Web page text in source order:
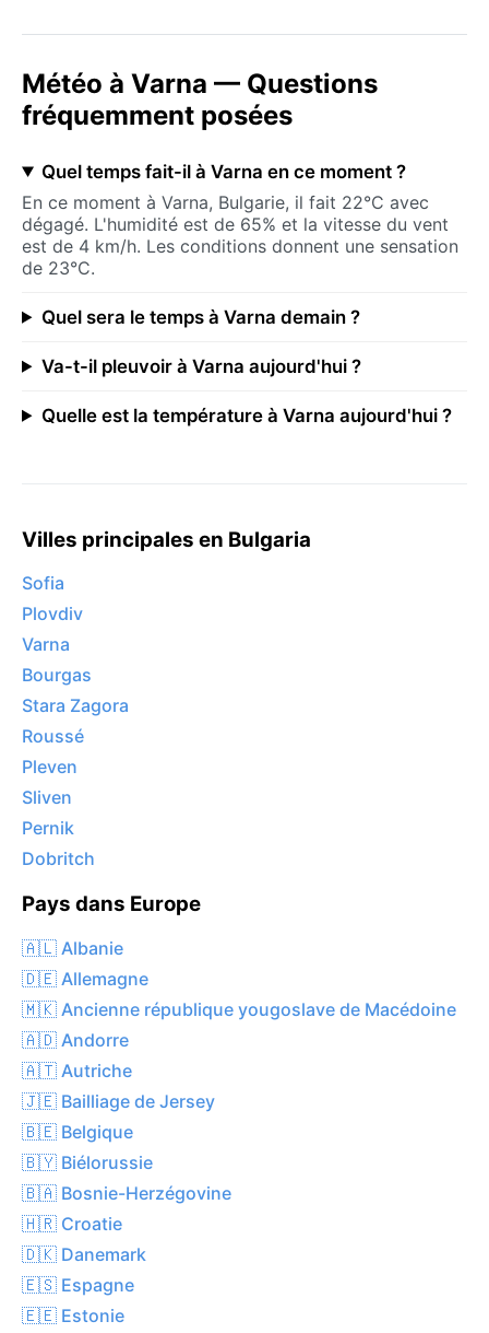
Météo à Varna — Questions
fréquemment posées
Quel temps fait-il à Varna en ce moment ?
En ce moment à Varna, Bulgarie, il fait 22°C avec
dégagé. L'humidité est de 65% et la vitesse du vent
est de 4 km/h. Les conditions donnent une sensation
de 23°C.
Quel sera le temps à Varna demain ?
Va-t-il pleuvoir à Varna aujourd'hui ?
Quelle est la température à Varna aujourd'hui ?
Villes principales en Bulgaria
Sofia
Plovdiv
Varna
Bourgas
Stara Zagora
Roussé
Pleven
Sliven
Pernik
Dobritch
Pays dans Europe
🇦🇱 Albanie
🇩🇪 Allemagne
🇲🇰 Ancienne république yougoslave de Macédoine
🇦🇩 Andorre
🇦🇹 Autriche
🇯🇪 Bailliage de Jersey
🇧🇪 Belgique
🇧🇾 Biélorussie
🇧🇦 Bosnie-Herzégovine
🇭🇷 Croatie
🇩🇰 Danemark
🇪🇸 Espagne
🇪🇪 Estonie